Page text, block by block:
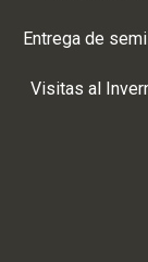
Entrega de
Visitas al